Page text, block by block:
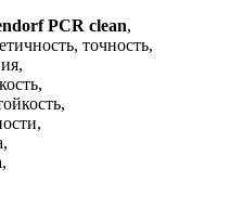
PCR clean,
точность,